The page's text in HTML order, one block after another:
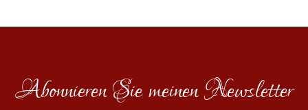
Abonnieren Sie meinen Newsletter